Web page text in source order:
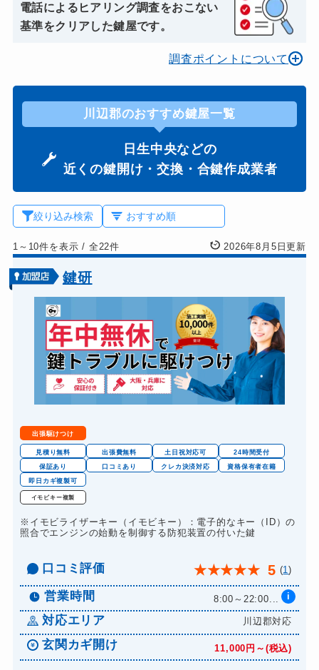
電話によるヒアリング調査をおこない
基準をクリアした鍵屋です。
調査ポイントについて
川辺郡のおすすめ鍵屋一覧
日生中央などの
近くの鍵開け・交換・合鍵作成業者
絞り込み検索
1～10件を表示/ 全22件 2026年8月5日更新
鍵研
出張駆けつけ
見積り無料 出張費無料 土日祝対応可
24時間受付
保証あり
口コミあり クレカ決済対応
資格保有者在籍
即日カギ複製可
イモビキー複製
※イモビライザーキー（イモビキー）：電子的なキー（ID）の
照合でエンジンの始動を制御する防犯装置の付いた鍵
口コミ評価 ★★★★★ 5 (1)
営業時間 8:00～22:00... i
対応エリア 川辺郡対応
玄関カギ開け 11,000円～(税込)